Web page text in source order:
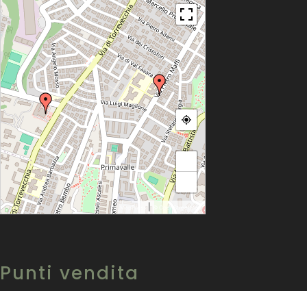
© OpenStreetMap
Punti vendita